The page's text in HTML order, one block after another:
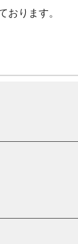
おります。